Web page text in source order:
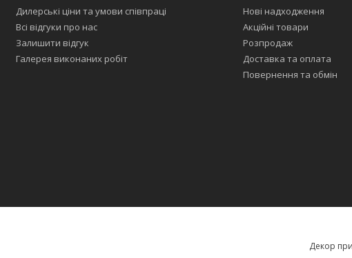
Дилерські ціни та умови співпраці
Всі відгуки про нас
Залишити відгук
Галерея виконаних робіт
Нові надходження
Акційні товари
Розпродаж
Доставка та оплата
Повернення та обмін